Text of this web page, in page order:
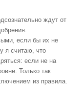
ждут от
если бы их не
я считаю, что
если не на
Только так
из правила.